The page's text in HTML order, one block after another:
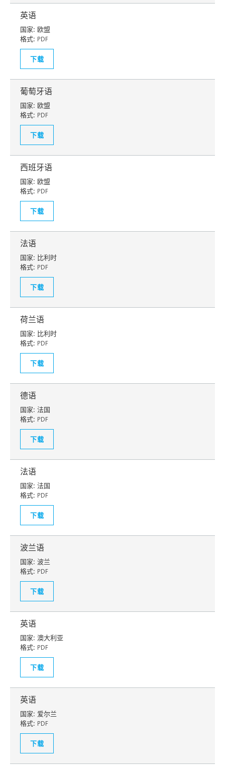
英语
国家: 欧盟
格式: PDF
下载
葡萄牙语
国家: 欧盟
格式: PDF
下载
西班牙语
国家: 欧盟
格式: PDF
下载
法语
国家: 比利时
格式: PDF
下载
荷兰语
国家: 比利时
格式: PDF
下载
德语
国家: 法国
格式: PDF
下载
法语
国家: 法国
格式: PDF
下载
波兰语
国家: 波兰
格式: PDF
下载
英语
国家: 澳大利亚
格式: PDF
下载
英语
国家: 爱尔兰
格式: PDF
下载